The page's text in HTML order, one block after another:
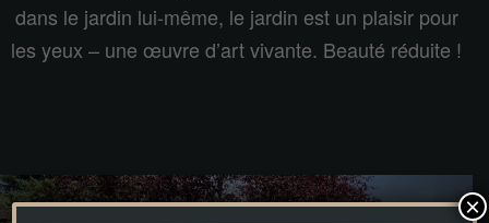
dans le jardin lui-même, le jardin est un plaisir pour
les yeux – une œuvre d’art vivante. Beauté réduite !
×